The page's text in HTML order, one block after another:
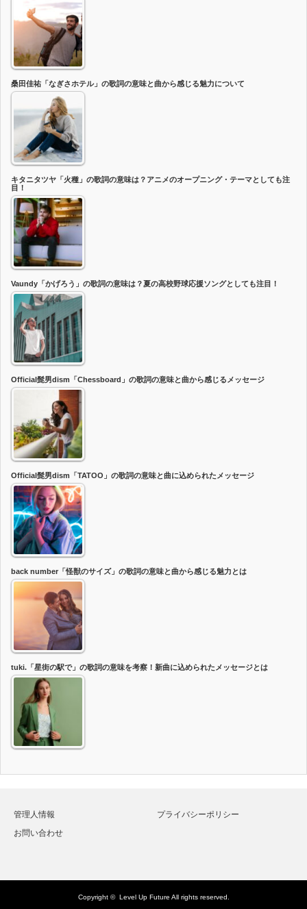
桑田佳祐「なぎさホテル」の歌詞の意味と曲から感じる魅力について
キタニタツヤ「火種」の歌詞の意味は？アニメのオープニング・テーマとしても注
目！
Vaundy「かげろう」の歌詞の意味は？夏の高校野球応援ソングとしても注目！
Official髭男dism「Chessboard」の歌詞の意味と曲から感じるメッセージ
Official髭男dism「TATOO」の歌詞の意味と曲に込められたメッセージ
back number「怪獣のサイズ」の歌詞の意味と曲から感じる魅力とは
tuki.「星街の駅で」の歌詞の意味を考察！新曲に込められたメッセージとは
管理人情報
プライバシーポリシー
お問い合わせ
Copyright © Level Up Future All rights reserved.